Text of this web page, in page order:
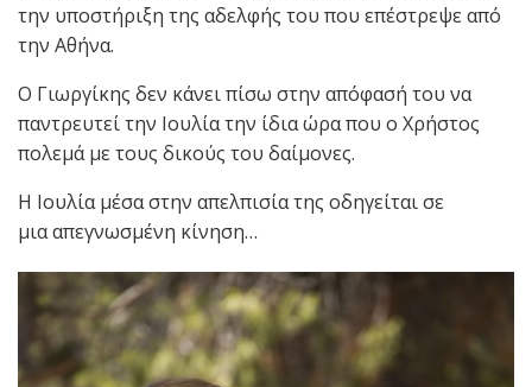
την υποστήριξη της αδελφής του που επέστρεψε από
την Αθήνα.
Ο Γιωργίκης δεν κάνει πίσω στην απόφασή του να
παντρευτεί την Ιουλία την ίδια ώρα που ο Χρήστος
πολεμά με τους δικούς του δαίμονες.
Η Ιουλία μέσα στην απελπισία της οδηγείται σε
μια απεγνωσμένη κίνηση…